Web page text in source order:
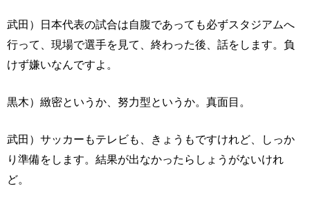
武田）日本代表の試合は自腹であっても必ずスタジアムへ
行って、現場で選手を見て、終わった後、話をします。負
けず嫌いなんですよ。
黒木）緻密というか、努力型というか。真面目。
武田）サッカーもテレビも、きょうもですけれど、しっか
り準備をします。結果が出なかったらしょうがないけれ
ど。